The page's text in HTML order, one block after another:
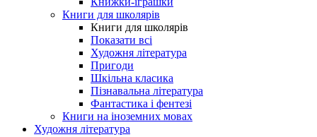
Книги для школярів
Книги для школярів
Показати всі
Художня література
Пригоди
Шкільна класика
Пізнавальна література
Фантастика і фентезі
Книги на іноземних мовах
Художня література